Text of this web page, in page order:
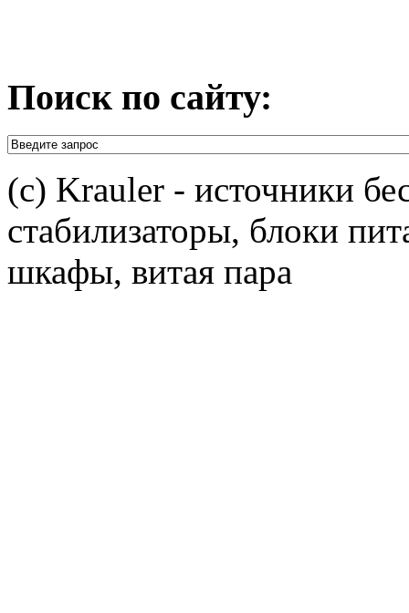
Поиск по сайту:
(c) Krauler - источники
стабилизаторы, блоки
шкафы, витая пара